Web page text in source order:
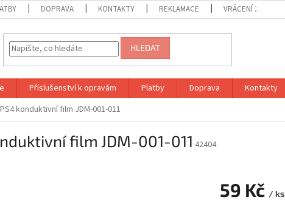
DOPRAVA KONTAKTY REKLAMACE VRÁCENÍ ZBOŽÍ
HLEDAT
Příslušenství k opravám Platby Doprava Kontakty
PS4 konduktivní film JDM-001-011
film JDM-001-011 42404
59 Kč / ks